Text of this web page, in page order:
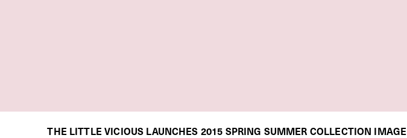
THE LITTLE VICIOUS LAUNCHES 2015 SPRING SUMMER COLLECTION IMAGE